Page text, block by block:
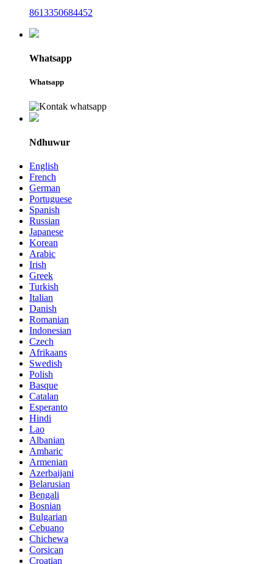
8613350684452
Whatsapp
Whatsapp
Ndhuwur
English
French
German
Portuguese
Spanish
Russian
Japanese
Korean
Arabic
Irish
Greek
Turkish
Italian
Danish
Romanian
Indonesian
Czech
Afrikaans
Swedish
Polish
Basque
Catalan
Esperanto
Hindi
Lao
Albanian
Amharic
Armenian
Azerbaijani
Belarusian
Bengali
Bosnian
Bulgarian
Cebuano
Chichewa
Corsican
Croatian